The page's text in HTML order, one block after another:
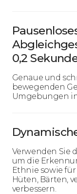
0,2
Genaue und
bewegenden
Umgebungen
Verwenden Sie
um die
Ethnie sowie
Hüten, Bärten,
verbessern.